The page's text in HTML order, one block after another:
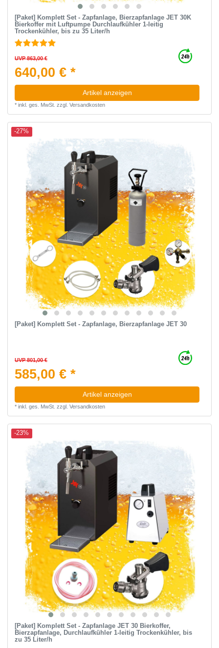
[Paket] Komplett Set - Zapfanlage, Bierzapfanlage JET 30K
Bierkoffer mit Luftpumpe Durchlaufkühler 1-leitig
Trockenkühler, bis zu 35 Liter/h
UVP 863,00 €
640,00 € *
Artikel anzeigen
* inkl. ges. MwSt. zzgl. Versandkosten
-27%
[Paket] Komplett Set - Zapfanlage, Bierzapfanlage JET 30
UVP 801,00 €
585,00 € *
Artikel anzeigen
* inkl. ges. MwSt. zzgl. Versandkosten
-23%
[Paket] Komplett Set - Zapfanlage JET 30 Bierkoffer,
Bierzapfanlage, Durchlaufkühler 1-leitig Trockenkühler, bis
zu 35 Liter/h